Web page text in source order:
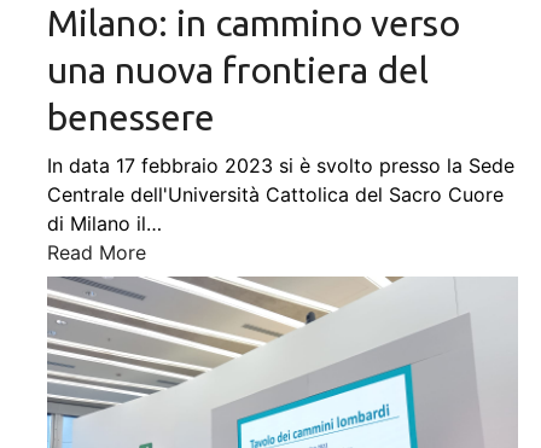
Milano: in cammino verso
una nuova frontiera del
benessere
In data 17 febbraio 2023 si è svolto presso la Sede
Centrale dell'Università Cattolica del Sacro Cuore
di Milano il…
Read More